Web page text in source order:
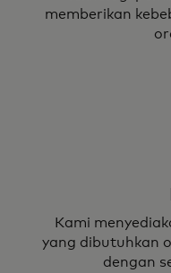
memberikan
Kami
yang dibutuhkan
dengan